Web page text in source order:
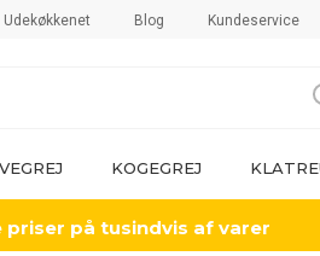
Udekøkkenet Blog Kundeservice
KOGEGREJ
priser på tusindvis af varer